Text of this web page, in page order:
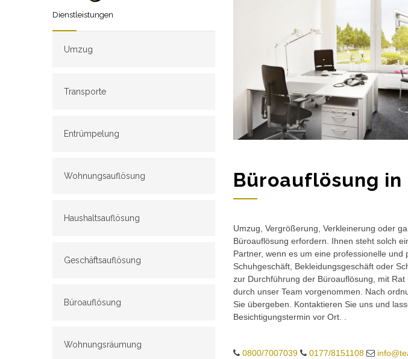
Dienstleistungen
Umzug
Transporte
Entrümpelung
Wohnungsauflösung
Haushaltsauflösung
Geschäftsauflösung
Büroauflösung
Wohnungsräumung
Büroauflösung
Umzug, Vergrößerung, Verkleinerung oder
Büroauflösung erfordern. Ihnen steht solch
Partner, wenn es um eine professionelle
Schuhgeschäft, Bekleidungsgeschäft oder
zur Durchführung der Büroauflösung, mit
durch unser Team vorgenommen. Nach
Sie übergeben. Kontaktieren Sie uns und
Besichtigungstermin vor Ort. .
0800/7007039 0177/8151108